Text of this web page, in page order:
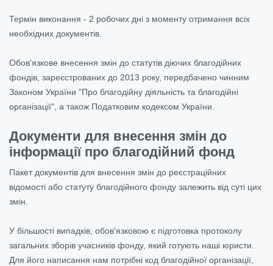
Термін виконання - 2 робочих дні з моменту отримання всіх
необхідних документів.
Обов'язкове внесення змін до статутів діючих благодійних
фондів, зареєстрованих до 2013 року, передбачено чинним
Законом України "Про благодійну діяльність та благодійні
організації", а також Податковим кодексом України.
Документи для внесення змін до
інформації про благодійний фонд
Пакет документів для внесення змін до реєстраційних
відомості або статуту благодійного фонду залежить від суті цих
змін.
У більшості випадків, обов'язковою є підготовка протоколу
загальних зборів учасників фонду, який готують наші юристи.
Для його написання нам потрібні код благодійної організації,